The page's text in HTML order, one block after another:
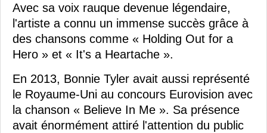
Avec sa voix rauque devenue légendaire,
l'artiste a connu un immense succès grâce à
des chansons comme « Holding Out for a
Hero » et « It's a Heartache ».
En 2013, Bonnie Tyler avait aussi représenté
le Royaume-Uni au concours Eurovision avec
la chanson « Believe In Me ». Sa présence
avait énormément attiré l'attention du public